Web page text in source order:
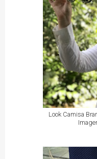
Look Camisa